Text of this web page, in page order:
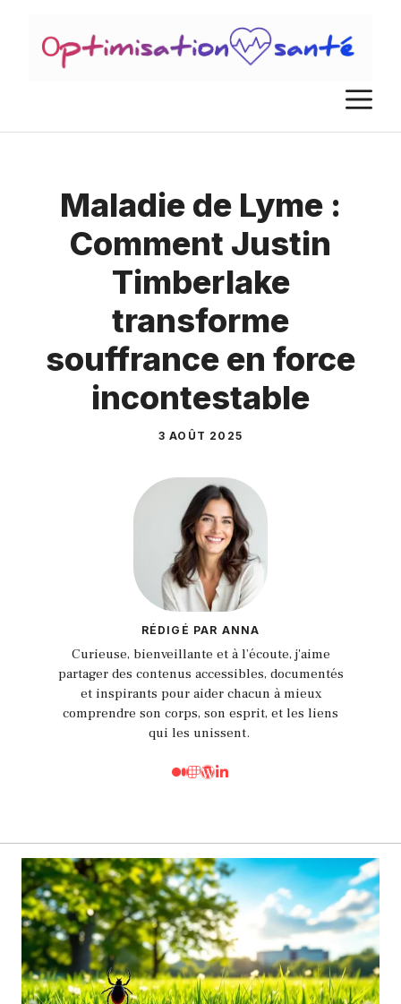
contenu
Maladie de Lyme :
Comment Justin
Timberlake
transforme
souffrance en force
incontestable
3 AOÛT 2025
RÉDIGÉ PAR ANNA
Curieuse, bienveillante et à l’écoute, j'aime
partager des contenus accessibles, documentés
et inspirants pour aider chacun à mieux
comprendre son corps, son esprit, et les liens
qui les unissent.